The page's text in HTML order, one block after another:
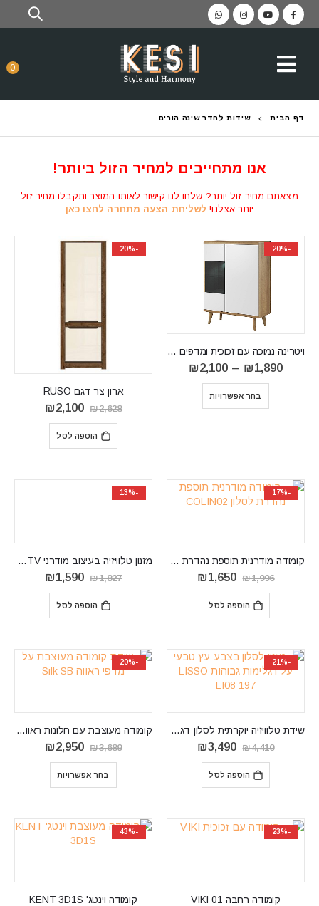
0
דף הבית שידות לחדר שינה הורים
אנו מתחייבים למחיר הזול ביותר!
מצאתם מחיר זול יותר? שלחו לנו קישור לאותו המוצר ותקבלו מחיר זול
יותר אצלנו! לשליחת הצעה מתחרה לחצו כאן
-20%
ויטרינה נמוכה עם זכוכית ומדפים לסלון עם אופציה לתאורה PRIMO PWT90
₪1,890
–
₪2,100
מחירים:
בחר אפשרויות
-20%
ארון צר דגם RUSO
₪2,628
המחיר
המקורי
היה:
₪2,628.
₪2,100
הוספה לסל
-17%
קומודה מודרנית תוספת נהדרת לסלון COLIN02
₪1,996
המחיר
המקורי
היה:
₪1,996.
₪1,650
הוספה לסל
-13%
מזנון טלוויזיה בעיצוב מודרני ARON RTV
₪1,827
המחיר
המקורי
היה:
₪1,827.
₪1,590
הוספה לסל
-21%
שידת טלוויזיה יוקרתית לסלון דגם LISSO LI08
₪4,410
המחיר
המקורי
היה:
₪4,410.
₪3,490
הוספה לסל
-20%
קומודה מעוצבת עם חלונות ראווה דגם Silk SB
₪3,689
המחיר
המקורי
₪3,689.
₪2,950
בחר אפשרויות
-23%
קומודה רחבה VIKI 01
-43%
קומודה וינטג' KENT 3D1S